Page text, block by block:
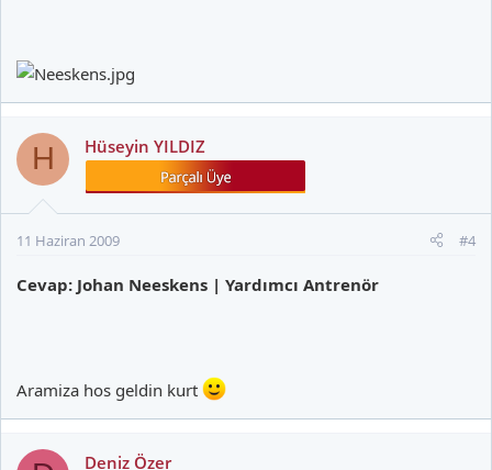
H Hüseyin YILDIZ
11 Haziran 2009 #4
Cevap: Johan Neeskens | Yardımcı Antrenör
Aramiza hos geldin kurt
Deniz Özer